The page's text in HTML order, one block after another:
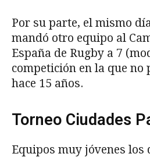
Por su parte, el mismo
mandó otro equipo al
España de Rugby a 7
competición en la que no
hace 15 años.
Torneo Ciudades
Equipos muy jóvenes los